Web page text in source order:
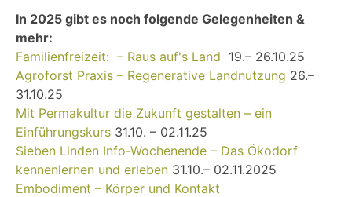
In 2025 gibt es noch folgende Gelegenheiten &
mehr:
Familienfreizeit: – Raus auf's Land 19.– 26.10.25
Agroforst Praxis – Regenerative Landnutzung 26.–
31.10.25
Mit Permakultur die Zukunft gestalten – ein
Einführungskurs 31.10. – 02.11.25
Sieben Linden Info-Wochenende – Das Ökodorf
kennenlernen und erleben 31.10.– 02.11.2025
Embodiment – Körper und Kontakt